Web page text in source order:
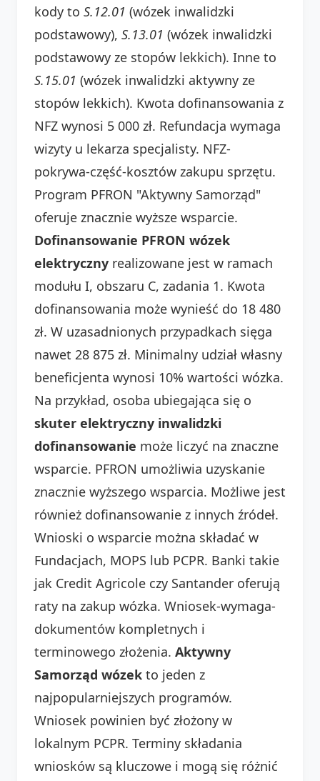
kody to S.12.01 (wózek inwalidzki
podstawowy), S.13.01 (wózek inwalidzki
podstawowy ze stopów lekkich). Inne to
S.15.01 (wózek inwalidzki aktywny ze
stopów lekkich). Kwota dofinansowania z
NFZ wynosi 5 000 zł. Refundacja wymaga
wizyty u lekarza specjalisty. NFZ-
pokrywa-część-kosztów zakupu sprzętu.
Program PFRON "Aktywny Samorząd"
oferuje znacznie wyższe wsparcie.
Dofinansowanie PFRON wózek
elektryczny realizowane jest w ramach
modułu I, obszaru C, zadania 1. Kwota
dofinansowania może wynieść do 18 480
zł. W uzasadnionych przypadkach sięga
nawet 28 875 zł. Minimalny udział własny
beneficjenta wynosi 10% wartości wózka.
Na przykład, osoba ubiegająca się o
skuter elektryczny inwalidzki
dofinansowanie może liczyć na znaczne
wsparcie. PFRON umożliwia uzyskanie
znacznie wyższego wsparcia. Możliwe jest
również dofinansowanie z innych źródeł.
Wnioski o wsparcie można składać w
Fundacjach, MOPS lub PCPR. Banki takie
jak Credit Agricole czy Santander oferują
raty na zakup wózka. Wniosek-wymaga-
dokumentów kompletnych i
terminowego złożenia. Aktywny
Samorząd wózek to jeden z
najpopularniejszych programów.
Wniosek powinien być złożony w
lokalnym PCPR. Terminy składania
wniosków są kluczowe i mogą się różnić